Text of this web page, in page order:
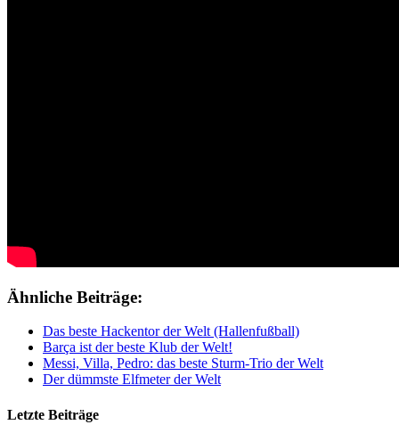
Ähnliche Beiträge:
Das beste Hackentor der Welt (Hallenfußball)
Barça ist der beste Klub der Welt!
Messi, Villa, Pedro: das beste Sturm-Trio der Welt
Der dümmste Elfmeter der Welt
Letzte Beiträge